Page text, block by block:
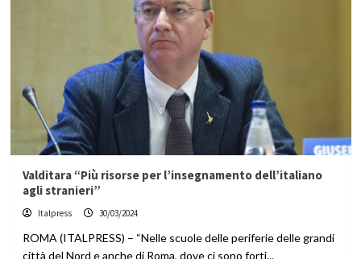
Valditara “Più risorse per l’insegnamento dell’italiano
agli stranieri”
Italpress 30/03/2024
ROMA (ITALPRESS) – “Nelle scuole delle periferie delle grandi
città del Nord e anche di Roma, dove ci sono forti...